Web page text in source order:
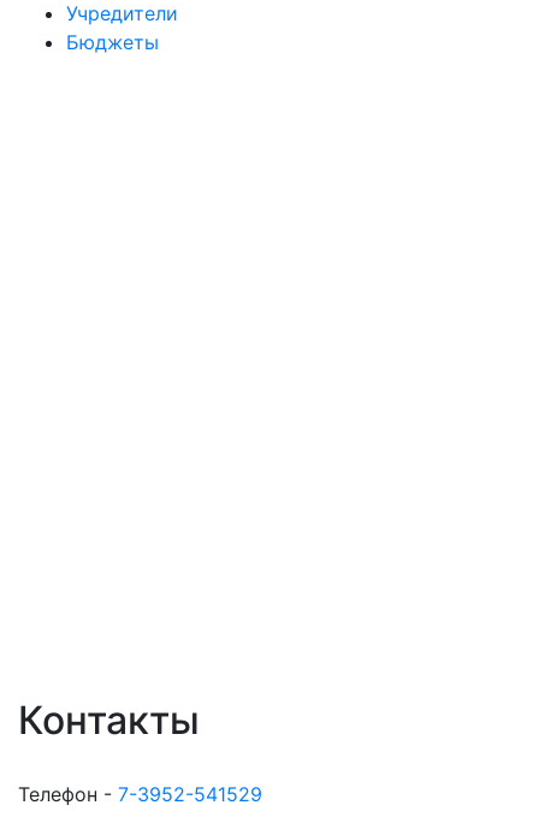
Учредители
Бюджеты
Контакты
Телефон - 7-3952-541529